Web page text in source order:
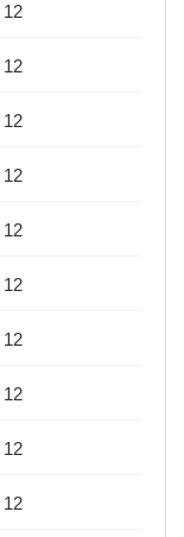
12
12
12
12
12
12
12
12
12
12